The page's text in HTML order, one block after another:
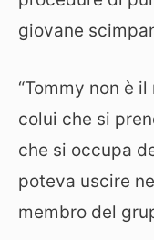
giovane
“Tommy non è
colui che si
che si occupa
poteva uscire
membro del